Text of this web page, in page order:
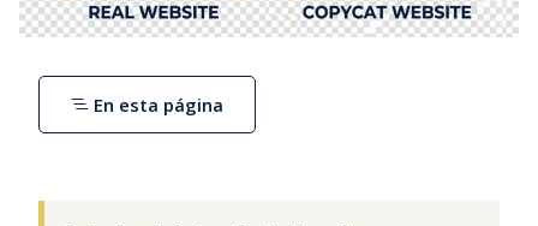
En esta página